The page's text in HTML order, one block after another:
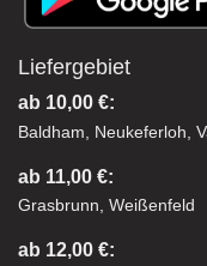
Liefergebiet
ab 10,00 €:
Baldham, Neukeferloh,
ab 11,00 €:
Grasbrunn, Weißenfeld
ab 12,00 €: